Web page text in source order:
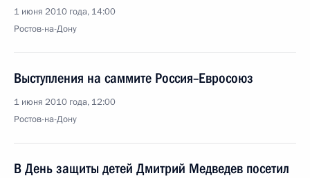
1 июня 2010 года, 14:00
Ростов-на-Дону
Выступления на саммите Россия–Евросоюз
1 июня 2010 года, 12:00
Ростов-на-Дону
В День защиты детей Дмитрий Медведев посетил